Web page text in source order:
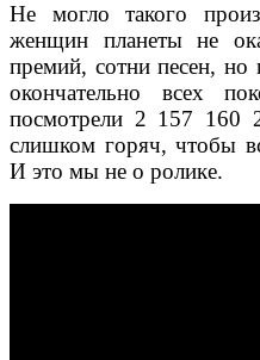
Не могло такого
женщин планеты не
премий, сотни песен, но
окончательно всех
посмотрели 2 157
слишком горяч, чтобы
И это мы не о ролике.